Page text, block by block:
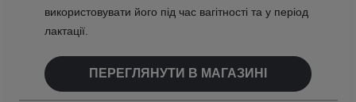
використовувати його під час вагітності та у період
лактації.
ПЕРЕГЛЯНУТИ В МАГАЗИНІ